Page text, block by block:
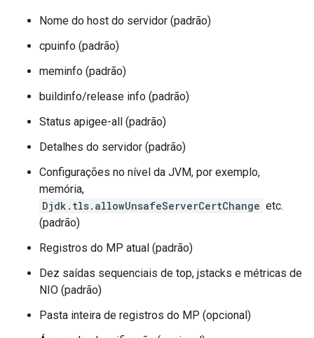
Nome do host do servidor (padrão)
cpuinfo (padrão)
meminfo (padrão)
buildinfo/release info (padrão)
Status apigee-all (padrão)
Detalhes do servidor (padrão)
Configurações no nível da JVM, por exemplo,
memória,
Djdk.tls.allowUnsafeServerCertChange etc.
(padrão)
Registros do MP atual (padrão)
Dez saídas sequenciais de top, jstacks e métricas de
NIO (padrão)
Pasta inteira de registros do MP (opcional)